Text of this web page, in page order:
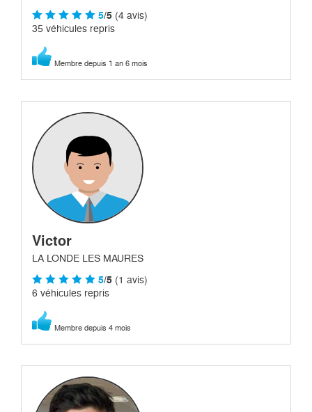
5/5 (4 avis)
35 véhicules repris
Membre depuis 1 an 6 mois
Victor
LA LONDE LES MAURES
5/5 (1 avis)
6 véhicules repris
Membre depuis 4 mois